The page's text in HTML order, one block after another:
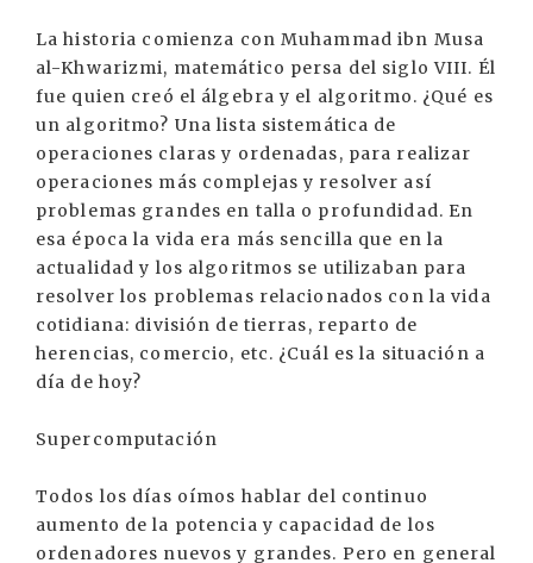
La historia comienza con Muhammad ibn Musa
al-Khwarizmi, matemático persa del siglo VIII. Él
fue quien creó el álgebra y el algoritmo. ¿Qué es
un algoritmo? Una lista sistemática de
operaciones claras y ordenadas, para realizar
operaciones más complejas y resolver así
problemas grandes en talla o profundidad. En
esa época la vida era más sencilla que en la
actualidad y los algoritmos se utilizaban para
resolver los problemas relacionados con la vida
cotidiana: división de tierras, reparto de
herencias, comercio, etc. ¿Cuál es la situación a
día de hoy?
Supercomputación
Todos los días oímos hablar del continuo
aumento de la potencia y capacidad de los
ordenadores nuevos y grandes. Pero en general